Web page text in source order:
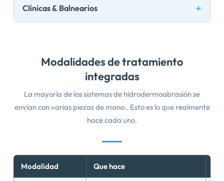
Clínicas & Balnearios
Modalidades de tratamiento
integradas
La mayoría de los sistemas de hidrodermoabrasión se
envían con varias piezas de mano.. Esto es lo que realmente
hace cada uno.
Modalidad Que hace